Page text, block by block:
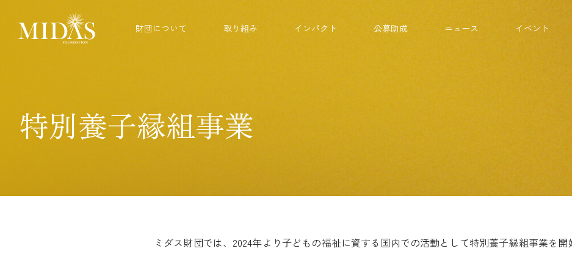
財団について 取り組み インパクト 公募助成 ニュース イベント
特別養子縁組事業
ミダス財団では、2024年より子どもの福祉に資する国内での活動として特別養子縁組事業を